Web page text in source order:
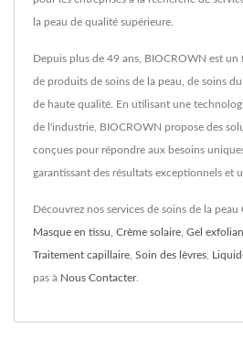
la peau de qualité supérieure.
Depuis plus de 49 ans, BIOCROWN est un
de produits de soins de la peau, de soins
de haute qualité. En utilisant une
de l'industrie, BIOCROWN propose des
conçues pour répondre aux besoins
garantissant des résultats exceptionnels et
Découvrez nos services de soins de la
Masque en tissu Crème solaire Gel
Traitement capillaire Soin des lèvres
pas à Nous Contacter.